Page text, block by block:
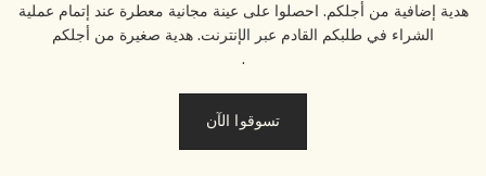
هدية إضافية من أجلكم. احصلوا على عينة مجانية معطرة عند إتمام عملية
الشراء في طلبكم القادم عبر الإنترنت. هدية صغيرة من أجلكم
تسوقوا الآن